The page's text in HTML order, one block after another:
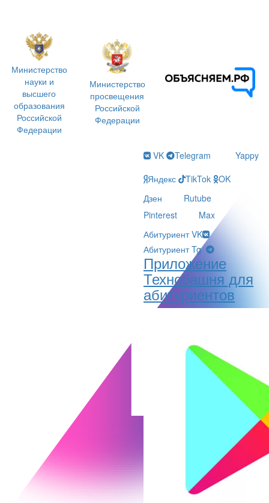
Министерство
науки и
высшего
образования
Российской
Федерации
Министерство
просвещения
Российской
Федерации
VK Telegram
Yappy
Яндекс
TikTok
OK
Дзен
Rutube
Pinterest
Max
Абитуриент VK
Абитуриент Tg
Приложение
Технобашня для
абитуриентов